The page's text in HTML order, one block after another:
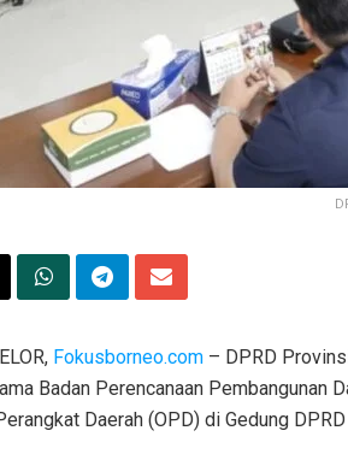
Fokusborneo.com – DPRD
Badan Perencanaan Pembangunan
Daerah (OPD) di Gedung